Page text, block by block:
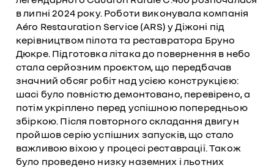
в липні 2024 року. Роботи виконувала компанія
Aéro Restauration Service (ARS) у Діжоні під
керівництвом пілота та реставратора Бруно
Дюкре. Підготовка літака до повернення в небо
стала серйозним проєктом, що передбачав
значний обсяг робіт над усією конструкцією:
шасі було повністю демонтовано, перевірено, а
потім укріплено перед успішною попередньою
збіркою. Після повторного складання двигун
пройшов серію успішних запусків, що стало
важливою віхою у процесі реставрації. Також
було проведено низку наземних і льотних